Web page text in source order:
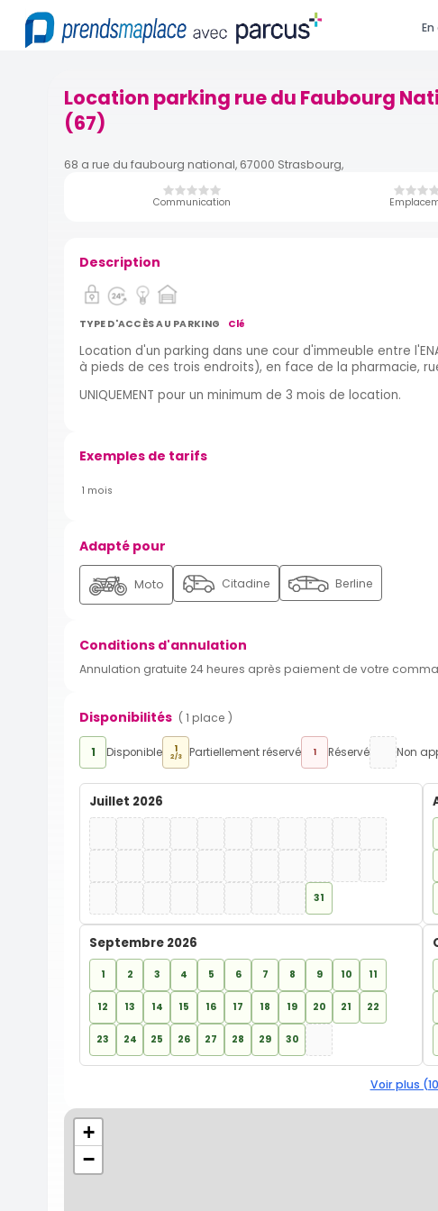
Location parking rue du Faubourg
(67)
68 a rue du faubourg national, 67000 Strasbourg,
Communication
Description
TYPE D'ACCÈS AU PARKING Clé
Location d'un parking dans une cour d'immeuble entre
à pieds de ces trois endroits), en face de la pharmacie,
UNIQUEMENT pour un minimum de 3 mois de location.
Exemples de tarifs
1 mois
Adapté pour
Moto Citadine Berline
Conditions d'annulation
Annulation gratuite 24 heures après paiement de votre
Disponibilités ( 1 place )
1 Disponible 1
2/3 Partiellement réservé 1 Réservé Non
Juillet 2026
31
Septembre 2026
1 2 3 4 5 6 7 8 9 10 11
12 13 14 15 16 17 18 19 20 21 22
23 24 25 26 27 28 29 30
Voir plus
+
−